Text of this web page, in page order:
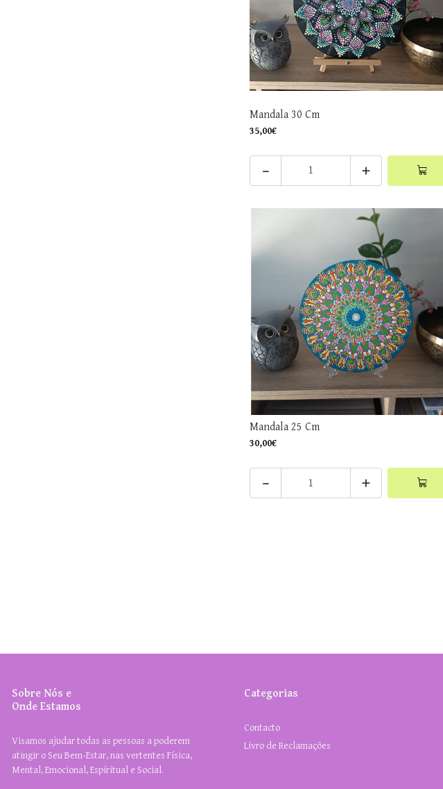
Mandala 30 Cm
35,00€
- +
Mandala 25 Cm
30,00€
- +
Sobre Nós e
Onde Estamos
Visamos ajudar todas as pessoas a poderem
atingir o Seu Bem-Estar, nas vertentes Física,
Mental, Emocional, Espíritual e Social.
Categorias
Contacto
Livro de Reclamações